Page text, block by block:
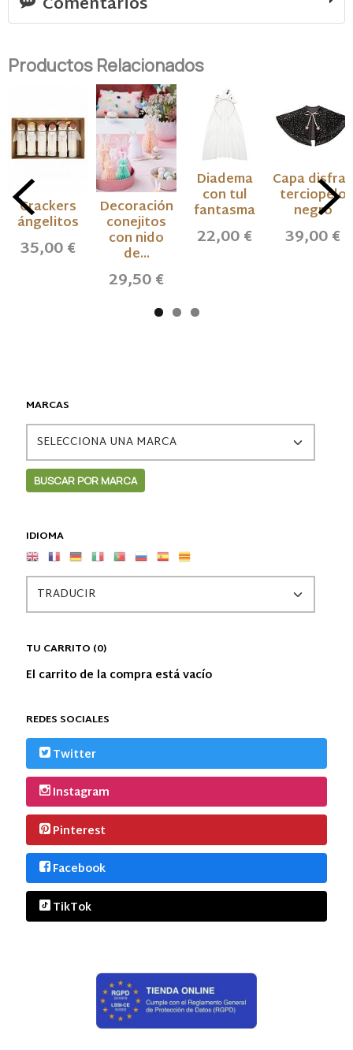
MARCAS
IDIOMA
TU CARRITO (0)
El carrito de la compra está vacío
REDES SOCIALES
Twitter
Instagram
Pinterest
Facebook
TikTok
Productos Relacionados
Crackers
ángelitos
35,00 €
Decoración
conejitos
con nido
de...
29,50 €
Diadema
con tul
fantasma
22,00 €
Capa disfraz
terciopelo
negro
39,00 €